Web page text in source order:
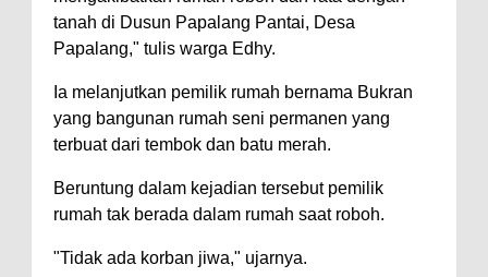
tanah di Dusun Papalang Pantai, Desa
Papalang," tulis warga Edhy.
Ia melanjutkan pemilik rumah bernama Bukran
yang bangunan rumah seni permanen yang
terbuat dari tembok dan batu merah.
Beruntung dalam kejadian tersebut pemilik
rumah tak berada dalam rumah saat roboh.
"Tidak ada korban jiwa," ujarnya.